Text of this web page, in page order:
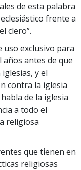
de esta palabra
frente a
clero”.
uso exclusivo para
antes de que
y el
contra la iglesia
de la iglesia
a todo el
religiosa
que tienen en
religiosas